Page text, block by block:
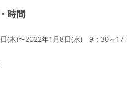
時間
(木)〜2022年1月8日(水) 9：30～17